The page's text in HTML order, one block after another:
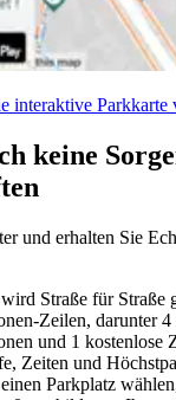
interaktive Parkkarte
keine
und erhalten Sie
Straße für Straße
Zeilen, darunter
und 1 kostenlose
Zeiten und
Parkplatz